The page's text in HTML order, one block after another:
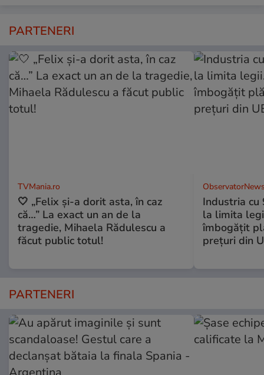
PARTENERI
TVMania.ro
🤍 „Felix și-a dorit asta, în caz
că…” La exact un an de la
tragedie, Mihaela Rădulescu a
făcut public totul!
Industria
la limita
îmbogăţit
preţuri din
PARTENERI